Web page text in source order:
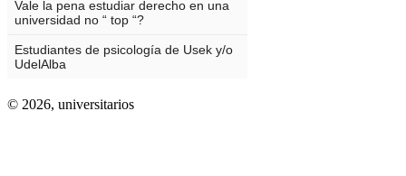
© 2026, universitarios